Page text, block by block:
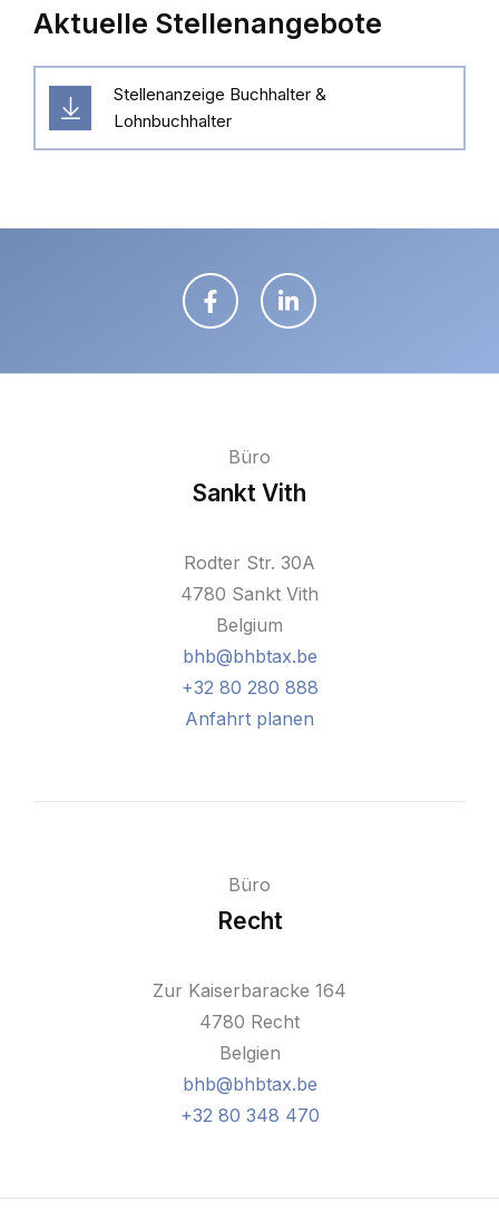
Aktuelle Stellenangebote
Stellenanzeige Buchhalter &
Lohnbuchhalter
Büro
Sankt Vith
Rodter Str. 30A
4780 Sankt Vith
Belgium
bhb@bhbtax.be
+32 80 280 888
Anfahrt planen
Büro
Recht
Zur Kaiserbaracke 164
4780 Recht
Belgien
bhb@bhbtax.be
+32 80 348 470